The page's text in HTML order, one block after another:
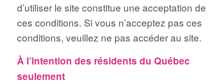
d’utiliser le site constitue une acceptation de
ces conditions. Si vous n’acceptez pas ces
conditions, veuillez ne pas accéder au site.
À l’intention des résidents du Québec
seulement